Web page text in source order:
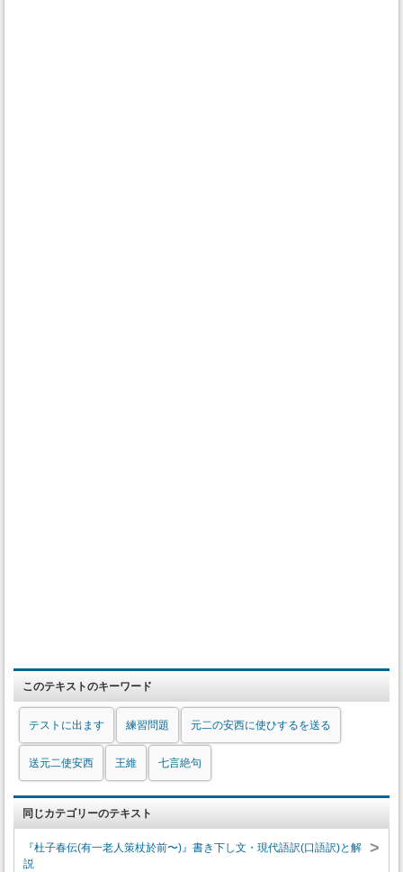
このテキストのキーワード
テストに出ます 練習問題 元二の安西に使ひするを送る
送元二使安西 王維 七言絶句
同じカテゴリーのテキスト
『杜子春伝(有一老人策杖於前〜)』書き下し文・現代語訳(口語訳)と解
説
>